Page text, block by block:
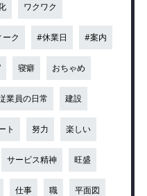
ワクワク
ク #休業日 #案内
寝癖 おちゃめ
業員の日常 建設
ト 努力 楽しい
サービス精神 旺盛
仕事 職 平面図